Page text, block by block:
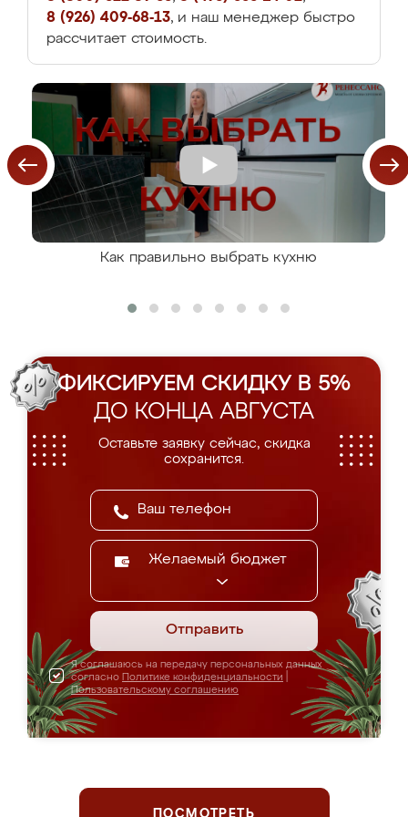
8 (926) 409-68-13, и наш менеджер быстро
рассчитает стоимость.
Как правильно выбрать кухню
ФИКСИРУЕМ СКИДКУ В 5%
ДО КОНЦА АВГУСТА
Оставьте заявку сейчас, скидка
сохранится.
Желаемый бюджет
Отправить
Я соглашаюсь на передачу персональных данных
согласно Политике конфиденциальности
Пользовательскому соглашению
ПОСМОТРЕТЬ